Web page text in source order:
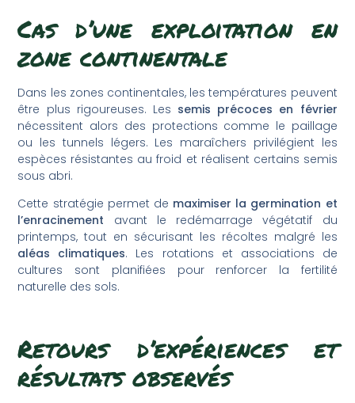
Cas d’une exploitation en
zone continentale
Dans les zones continentales, les températures peuvent
être plus rigoureuses. Les semis précoces en février
nécessitent alors des protections comme le paillage
ou les tunnels légers. Les maraîchers privilégient les
espèces résistantes au froid et réalisent certains semis
sous abri.
Cette stratégie permet de maximiser la germination et
l’enracinement avant le redémarrage végétatif du
printemps, tout en sécurisant les récoltes malgré les
aléas climatiques. Les rotations et associations de
cultures sont planifiées pour renforcer la fertilité
naturelle des sols.
Retours d’expériences et
résultats observés